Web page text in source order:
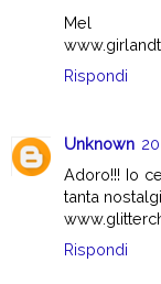
Mel
Rispondi
Unknown
Adoro!!! Io
tanta
Rispondi